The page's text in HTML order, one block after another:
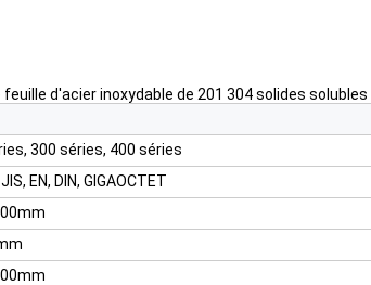
d'acier inoxydable de 201 304 solides solubles
300 séries, 400 séries
EN, DIN, GIGAOCTET